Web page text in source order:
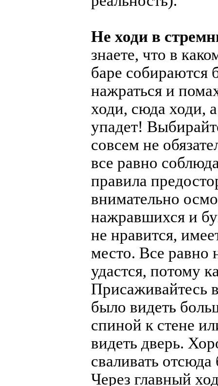
Не ходи в
знаете, что в
баре собираются
нажраться и
ходи, сюда ходи,
упадет!
совсем не
все равно
правила
внимательно
нажравшихся и
не нравится,
место. Все равно
удастся, потому
Присаживайтесь
было видеть
спиной к стене
видеть дверь.
сваливать
Через главный